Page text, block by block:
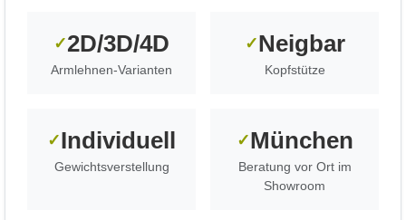
✓2D/3D/4D
Armlehnen-Varianten
✓Neigbar
Kopfstütze
✓Individuell
Gewichtsverstellung
✓München
Beratung vor Ort im
Showroom